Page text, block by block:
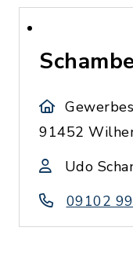
91452
Udo
09102